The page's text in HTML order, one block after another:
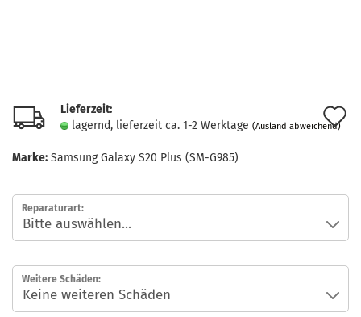
Lieferzeit:
lagernd, lieferzeit ca. 1-2 Werktage (Ausland abweichend)
Marke: Samsung Galaxy S20 Plus (SM-G985)
Reparaturart:
Weitere Schäden: